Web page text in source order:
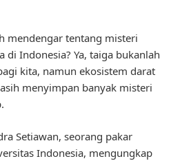
mendengar tentang misteri
di Indonesia? Ya, taiga bukanlah
kita, namun ekosistem darat
menyimpan banyak misteri
Setiawan, seorang pakar
Indonesia, mengungkap